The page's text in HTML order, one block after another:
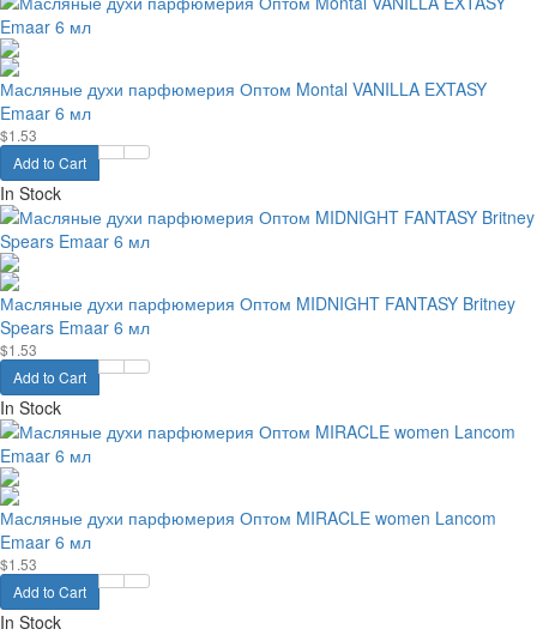
Масляные духи парфюмерия Оптом Montal VANILLA EXTASY
Emaar 6 мл
$1.53
Add to Cart
In Stock
Масляные духи парфюмерия Оптом MIDNIGHT FANTASY Britney
Spears Emaar 6 мл
$1.53
Add to Cart
In Stock
Масляные духи парфюмерия Оптом MIRACLE women Lancom
Emaar 6 мл
$1.53
Add to Cart
In Stock